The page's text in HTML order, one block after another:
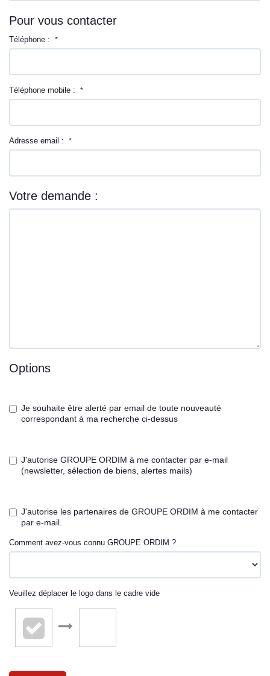
Pour vous contacter
Téléphone : *
Téléphone mobile : *
Adresse email : *
Votre demande :
Options
Je souhaite être alerté par email de toute nouveauté
correspondant à ma recherche ci-dessus
J'autorise GROUPE ORDIM à me contacter par e-mail
(newsletter, sélection de biens, alertes mails)
J'autorise les partenaires de GROUPE ORDIM à me contacter
par e-mail.
Comment avez-vous connu GROUPE ORDIM ?
Veuillez déplacer le logo dans le cadre vide